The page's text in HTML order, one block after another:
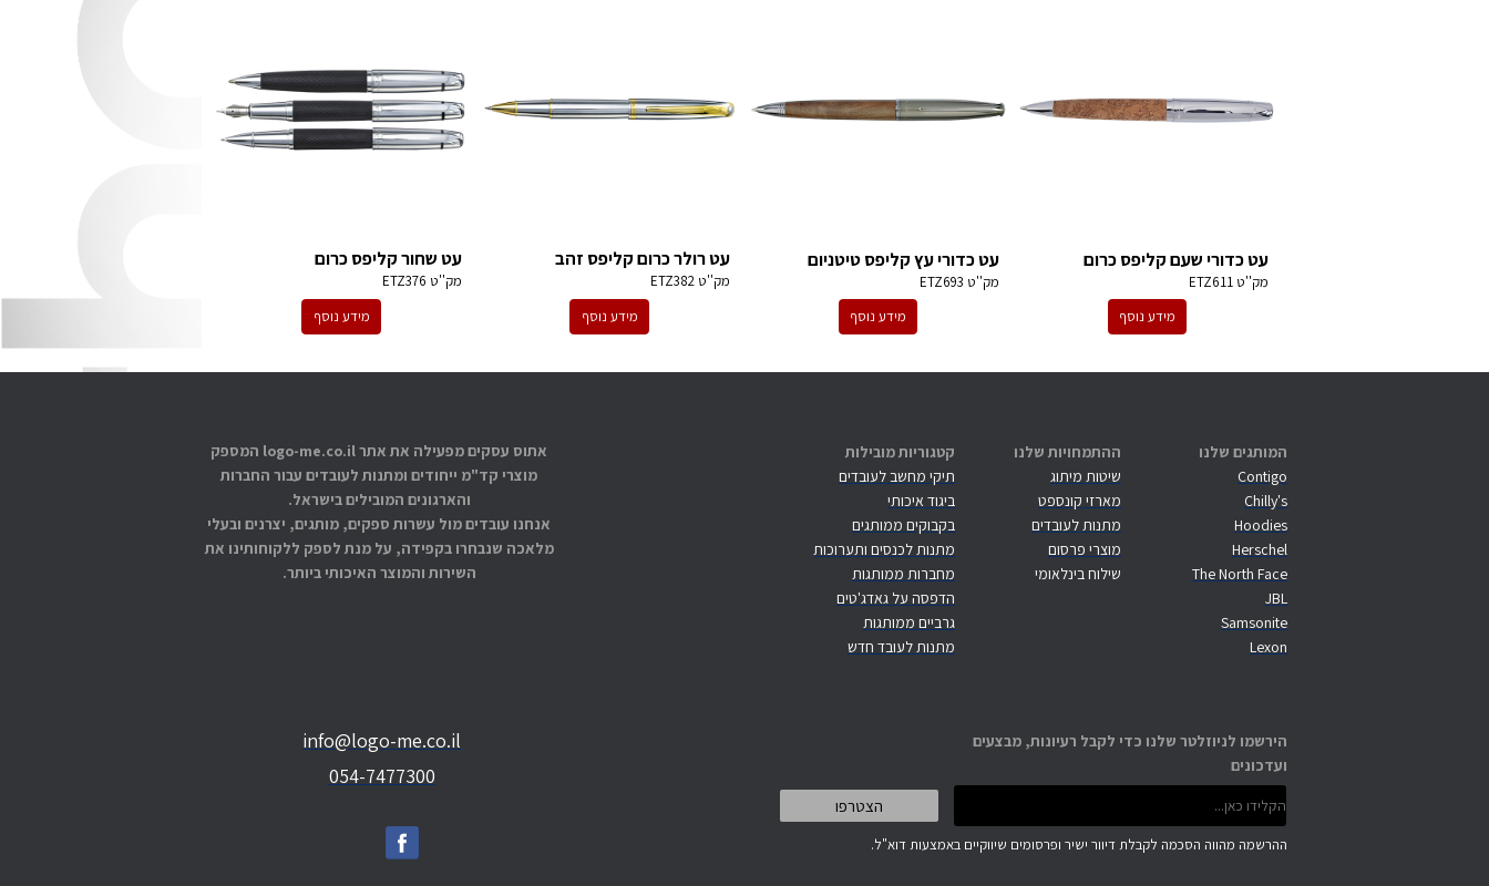
עט כדורי שעם קליפס כרום
מק''טETZ611
מידע נוסף
עט כדורי עץ קליפס טיטניום
מק''ט ETZ693
מידע נוסף
עט רולר כרום קליפס זהב
מק''טETZ382
מידע נוסף
עט שחור קליפס כרום
מק''ט ETZ376
מידע נוסף
המותגים שלנו
Contigo
Chilly's
Hoodies
Herschel
The North Face
JBL
Samsonite
Lexon
ההתמחויות שלנו
שיטות מיתוג
מארזי קונספט
מתנות לעובדים
מוצרי פרסום
שילוח בינלאומי
קטגוריות מובילות
תיקי מחשב לעובדים
ביגוד איכותי
בקבוקים ממותגים
מתנות לכנסים ותערוכות
מחברות ממותגות
הדפסה על גאדג'טים
גרביים ממותגות
מתנות לעובד חדש
אתוס עסקים מפעילה את אתר logo-me.co.il המספק
מוצרי קד"מ ייחודים ומתנות לעובדים עבור החברות
והארגונים המובילים בישראל.
אנחנו עובדים מול עשרות ספקים, מותגים, יצרנים ובעלי
מלאכה שנבחרו בקפידה, על מנת לספק ללקוחותינו את
השירות והמוצר האיכותי ביותר.
הירשמו לניוזלטר שלנו כדי לקבל רעיונות, מבצעים
ועדכונים
info@logo-me.co.il
054-7477300
ההרשמה מהווה הסכמה לקבלת דיוור ישיר ופרסומים שיווקיים באמצעות דוא"ל.